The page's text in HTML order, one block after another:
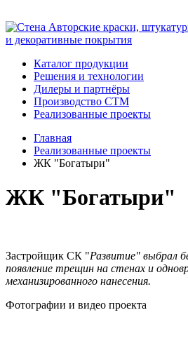
Авторские краски,
и декоративные покрытия
Каталог продукции
Решения и технологии
Дилеры и партнёры
Производство СТМ
Реализованные проекты
Главная
Реализованные проекты
ЖК "Богатыри"
ЖК "Богатыри"
Застройщик СК "Развитие" выбрал
появление трещин на стенах и
механизированного нанесения.
Фотографии и видео проекта